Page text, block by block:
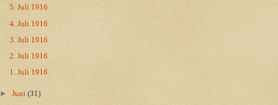
5. Juli 1916
4. Juli 1916
3. Juli 1916
2. Juli 1916
1. Juli 1916
►Juni(31)